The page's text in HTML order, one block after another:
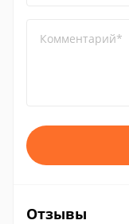
Комментарий*
Отзывы